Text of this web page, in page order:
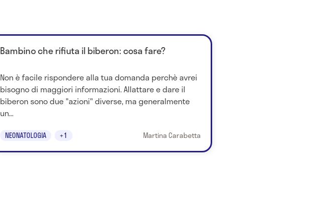
Bambino che rifiuta il biberon: cosa fare?
Non è facile rispondere alla tua domanda perchè avrei
bisogno di maggiori informazioni. Allattare e dare il
biberon sono due "azioni" diverse, ma generalmente
un...
NEONATOLOGIA +1 Martina Carabetta